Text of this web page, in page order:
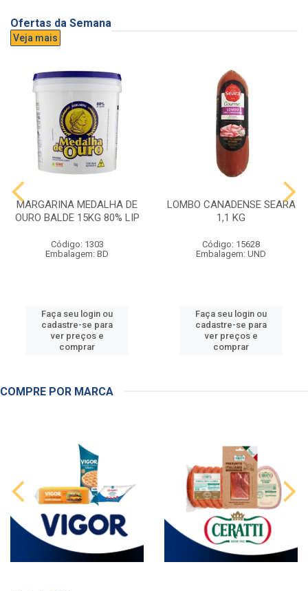
Ofertas da Semana
Veja mais
MARGARINA MEDALHA DE
OURO BALDE 15KG 80% LIP
Código: 1303
Embalagem: BD
Faça seu login ou
cadastre-se para
ver preços e
comprar
LOMBO CANADENSE SEARA
1,1 KG
Código: 15628
Embalagem: UND
Faça seu login ou
cadastre-se para
ver preços e
comprar
COMPRE POR MARCA